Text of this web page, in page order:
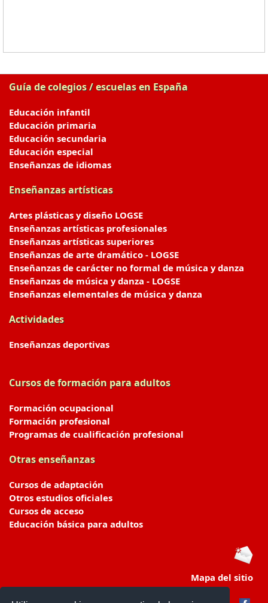
Guía de colegios / escuelas en España
Educación infantil
Educación primaria
Educación secundaria
Educación especial
Enseñanzas de idiomas
Enseñanzas artísticas
Artes plásticas y diseño LOGSE
Enseñanzas artísticas profesionales
Enseñanzas artísticas superiores
Enseñanzas de arte dramático - LOGSE
Enseñanzas de carácter no formal de música y danza
Enseñanzas de música y danza - LOGSE
Enseñanzas elementales de música y danza
Actividades
Enseñanzas deportivas
Cursos de formación para adultos
Formación ocupacional
Formación profesional
Programas de cualificación profesional
Otras enseñanzas
Cursos de adaptación
Otros estudios oficiales
Cursos de acceso
Educación básica para adultos
Mapa del sitio